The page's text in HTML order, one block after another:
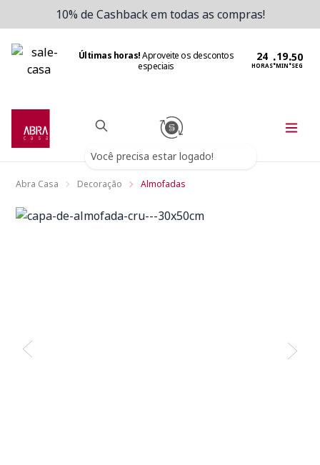
10% de Cashback em todas as compras!
Últimas horas!Aproveite os descontos
especiais
HORAS:MIN:SEG
Você precisa estar logado!
Abra Casa Decoração Almofadas